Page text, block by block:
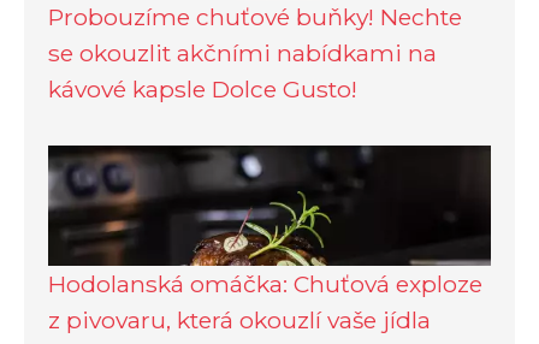
Probouzíme chuťové buňky! Nechte
se okouzlit akčními nabídkami na
kávové kapsle Dolce Gusto!
Hodolanská omáčka: Chuťová exploze
z pivovaru, která okouzlí vaše jídla